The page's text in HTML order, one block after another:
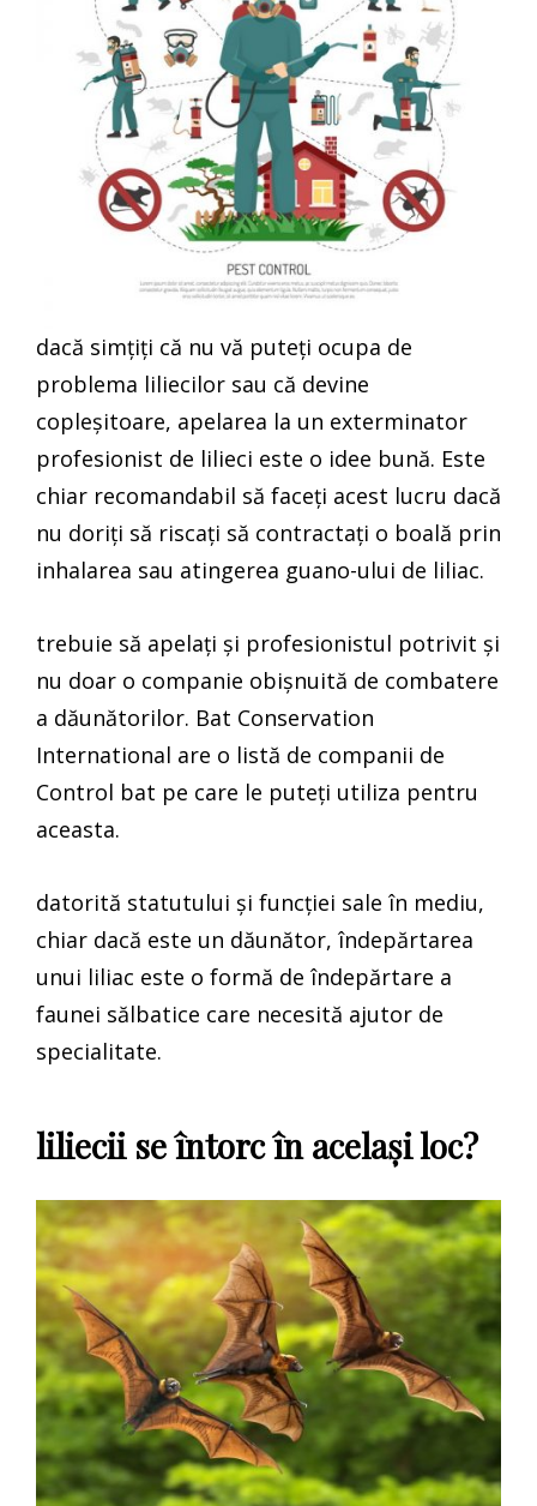
dacă simțiți că nu vă puteți ocupa de
problema liliecilor sau că devine
copleșitoare, apelarea la un exterminator
profesionist de lilieci este o idee bună. Este
chiar recomandabil să faceți acest lucru dacă
nu doriți să riscați să contractați o boală prin
inhalarea sau atingerea guano-ului de liliac.
trebuie să apelați și profesionistul potrivit și
nu doar o companie obișnuită de combatere
a dăunătorilor. Bat Conservation
International are o listă de companii de
Control bat pe care le puteți utiliza pentru
aceasta.
datorită statutului și funcției sale în mediu,
chiar dacă este un dăunător, îndepărtarea
unui liliac este o formă de îndepărtare a
faunei sălbatice care necesită ajutor de
specialitate.
liliecii se întorc în același loc?